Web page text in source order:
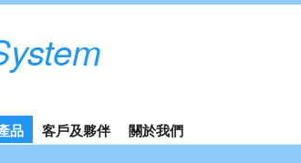
品 客戶及夥伴 關於我們